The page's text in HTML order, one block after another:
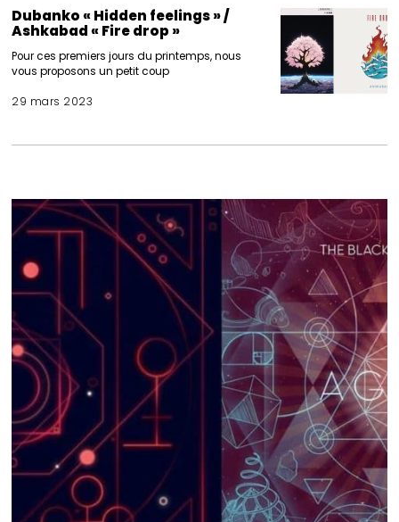
Dubanko « Hidden feelings » /
Ashkabad « Fire drop »
Pour ces premiers jours du printemps, nous
vous proposons un petit coup
29 mars 2023